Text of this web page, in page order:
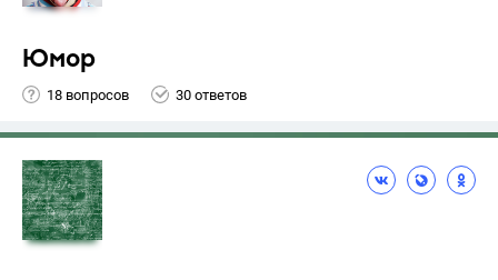
Юмор
18 вопросов 30 ответов